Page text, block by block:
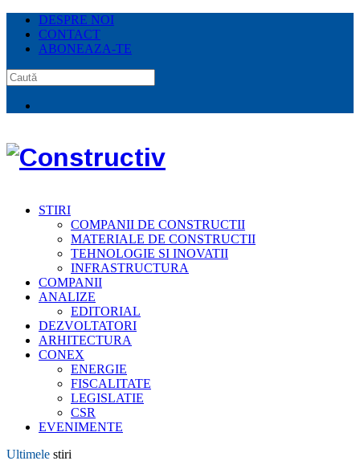
DESPRE NOI
CONTACT
ABONEAZA-TE
STIRI
COMPANII DE CONSTRUCTII
MATERIALE DE CONSTRUCTII
TEHNOLOGIE SI INOVATII
INFRASTRUCTURA
COMPANII
ANALIZE
EDITORIAL
DEZVOLTATORI
ARHITECTURA
CONEX
ENERGIE
FISCALITATE
LEGISLATIE
CSR
EVENIMENTE
Ultimele stiri